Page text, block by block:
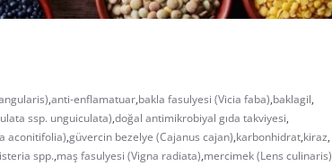
,anti-enflamatuar,bakla fasulyesi (Vicia faba),baklagil,
ssp. unguiculata),doğal antimikrobiyal gıda takviyesi,
aconitifolia),güvercin bezelye (Cajanus cajan),karbonhidrat,kiraz,
spp.,maş fasulyesi (Vigna radiata),mercimek (Lens culinaris)